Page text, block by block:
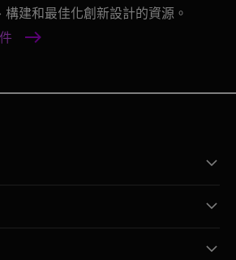
建和最佳化創新設計的資源。